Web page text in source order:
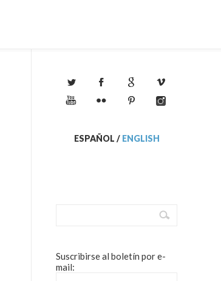
ESPAÑOL / ENGLISH
Suscribirse al boletín por e-
mail: